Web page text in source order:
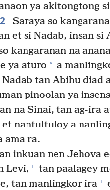
ya akitongtong
2
Saraya so
et si Nadab, insan si
kangaranan na
ya aturo * a
tan Abihu diad
pinoolan ya
na Sinai, tan ag-ira
et nantultuloy a
ama ra.
inkuan nen Jehova
Levi, + tan paalagey
tan manlingkor ira +